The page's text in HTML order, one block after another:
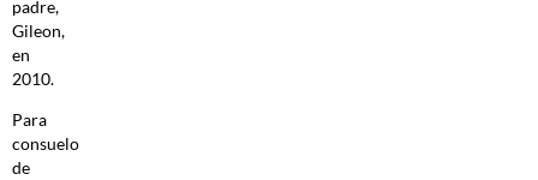
padre,
Gileon,
en
2010.
Para
consuelo
de